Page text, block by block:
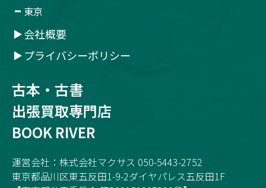
東京
会社概要
プライバシーポリシー
古本・古書
出張買取専門店
BOOK RIVER
運営会社：株式会社マクサス 050-5443-2752
東京都品川区東五反田1-9-2ダイヤパレス五反田1F